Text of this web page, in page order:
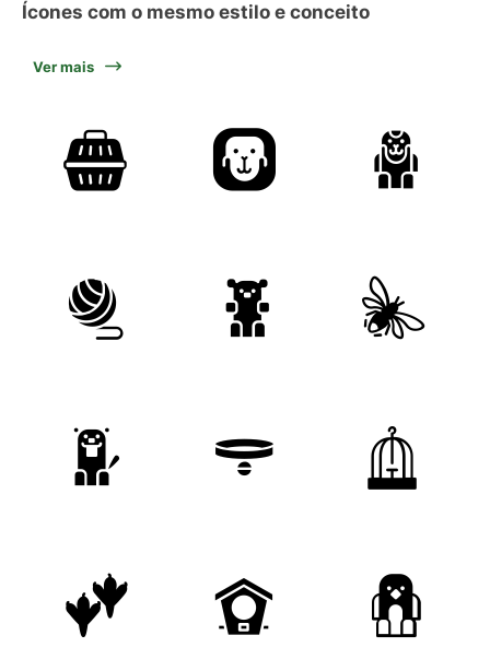
Ícones com o mesmo estilo e conceito
Ver mais